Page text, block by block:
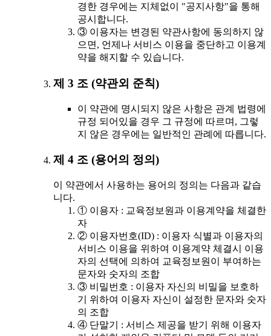
경한 경우에는 지체없이 "공지사항"을 통해
공시합니다.
③ 이용자는 변경된 약관사항에 동의하지 않
으면, 언제나 서비스 이용을 중단하고 이용계
약을 해지할 수 있습니다.
제 3 조 (약관외 준칙)
이 약관에 명시되지 않은 사항은 관계 법령에
규정 되어있을 경우 그 규정에 따르며, 그렇
지 않은 경우에는 일반적인 관례에 따릅니다.
제 4 조 (용어의 정의)
이 약관에서 사용하는 용어의 정의는 다음과 같습
니다.
① 이용자 : 교육정보원과 이용계약을 체결한
자
② 이용자번호(ID) : 이용자 식별과 이용자의
서비스 이용을 위하여 이용계약 체결시 이용
자의 선택에 의하여 교육정보원이 부여하는
문자와 숫자의 조합
③ 비밀번호 : 이용자 자신의 비밀을 보호하
기 위하여 이용자 자신이 설정한 문자와 숫자
의 조합
④ 단말기 : 서비스 제공을 받기 위해 이용자